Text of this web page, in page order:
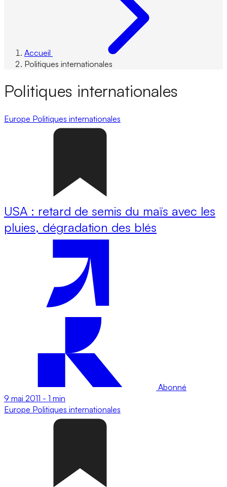
Accueil
Politiques internationales
Politiques internationales
Europe Politiques internationales
USA : retard de semis du maïs avec les
pluies, dégradation des blés
Abonné
9 mai 2011 - 1 min
Europe Politiques internationales